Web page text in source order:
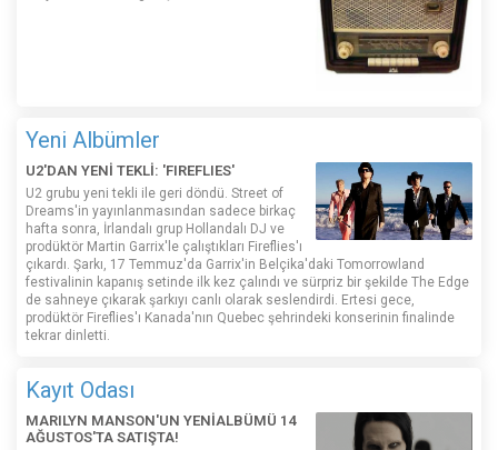
Yeni Albümler
U2'DAN YENİ TEKLİ: 'FIREFLIES'
U2 grubu yeni tekli ile geri döndü. Street of
Dreams'in yayınlanmasından sadece birkaç
hafta sonra, İrlandalı grup Hollandalı DJ ve
prodüktör Martin Garrix'le çalıştıkları Fireflies'ı
çıkardı. Şarkı, 17 Temmuz'da Garrix'in Belçika'daki Tomorrowland
festivalinin kapanış setinde ilk kez çalındı ​​ve sürpriz bir şekilde The Edge
de sahneye çıkarak şarkıyı canlı olarak seslendirdi. Ertesi gece,
prodüktör Fireflies'ı Kanada'nın Quebec şehrindeki konserinin finalinde
tekrar dinletti.
Kayıt Odası
MARILYN MANSON'UN YENİALBÜMÜ 14
AĞUSTOS'TA SATIŞTA!